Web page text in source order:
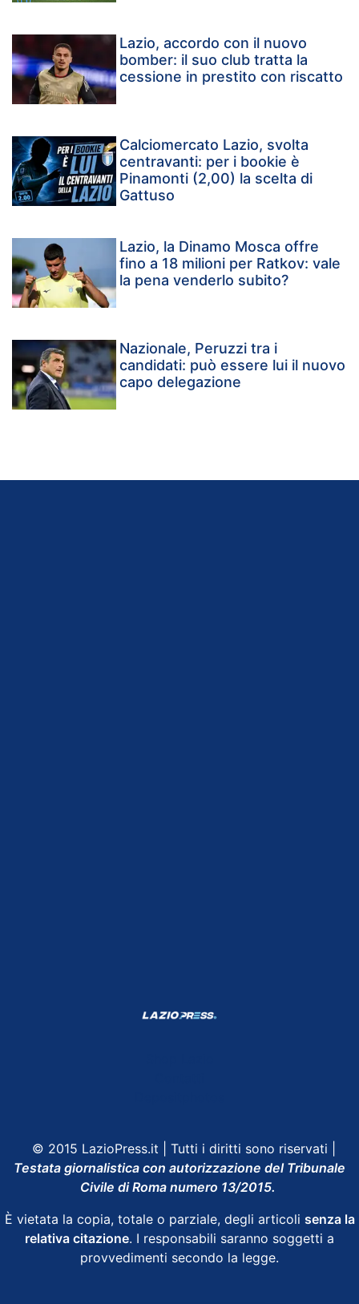
Lazio, accordo con il nuovo
bomber: il suo club tratta la
cessione in prestito con riscatto
Calciomercato Lazio, svolta
centravanti: per i bookie è
Pinamonti (2,00) la scelta di
Gattuso
Lazio, la Dinamo Mosca offre
fino a 18 milioni per Ratkov: vale
la pena venderlo subito?
Nazionale, Peruzzi tra i
candidati: può essere lui il nuovo
capo delegazione
© 2015 LazioPress.it | Tutti i diritti sono riservati |
Testata giornalistica con autorizzazione del Tribunale
Civile di Roma numero 13/2015.
È vietata la copia, totale o parziale, degli articoli senza la
relativa citazione. I responsabili saranno soggetti a
provvedimenti secondo la legge.